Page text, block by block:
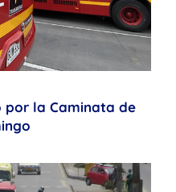
por la Caminata de